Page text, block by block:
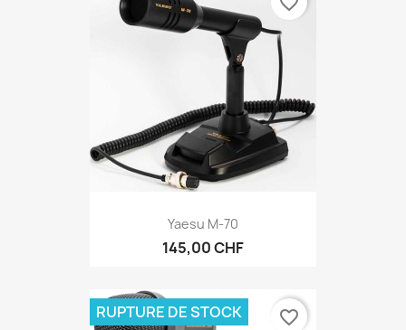
Yaesu M-70
145,00 CHF
RUPTURE DE STOCK favorite_border